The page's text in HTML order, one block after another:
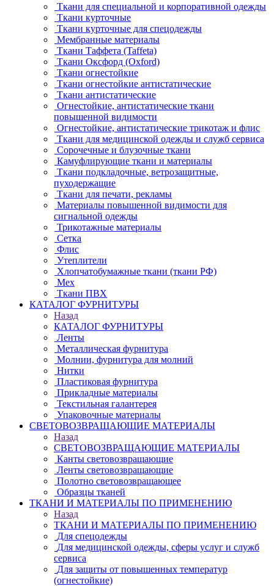
Ткани для специальной и корпоративной одежды
Ткани курточные
Ткани курточные для спецодежды
Мембранные материалы
Ткани Таффета (Taffeta)
Ткани Оксфорд (Oxford)
Ткани огнестойкие
Ткани огнестойкие антистатические
Ткани антистатические
Огнестойкие, антистатические ткани
повышенной видимости
Огнестойкие, антистатические трикотаж и флис
Ткани для медицинской одежды и служб сервиса
Сорочечные и блузочные ткани
Камуфлирующие ткани и материалы
Ткани подкладочные, ветрозащитные,
пуходержащие
Ткани для печати, рекламы
Материалы повышенной видимости для
сигнальной одежды
Трикотажные материалы
Сетка
Флис
Утеплители
Хлопчатобумажные ткани (ткани РФ)
Мех
Ткани ПВХ
КАТАЛОГ ФУРНИТУРЫ
Назад
КАТАЛОГ ФУРНИТУРЫ
Ленты
Металлическая фурнитура
Молнии, фурнитура для молний
Нитки
Пластиковая фурнитура
Прикладные материалы
Текстильная галантерея
Упаковочные материалы
СВЕТОВОЗВРАЩАЮЩИЕ МАТЕРИАЛЫ
Назад
СВЕТОВОЗВРАЩАЮЩИЕ МАТЕРИАЛЫ
Канты световозвращающие
Ленты световозвращающие
Полотно световозвращающее
Образцы тканей
ТКАНИ И МАТЕРИАЛЫ ПО ПРИМЕНЕНИЮ
Назад
ТКАНИ И МАТЕРИАЛЫ ПО ПРИМЕНЕНИЮ
Для спецодежды
Для медицинской одежды, сферы услуг и служб
сервиса
Для защиты от повышенных температур
(огнестойкие)